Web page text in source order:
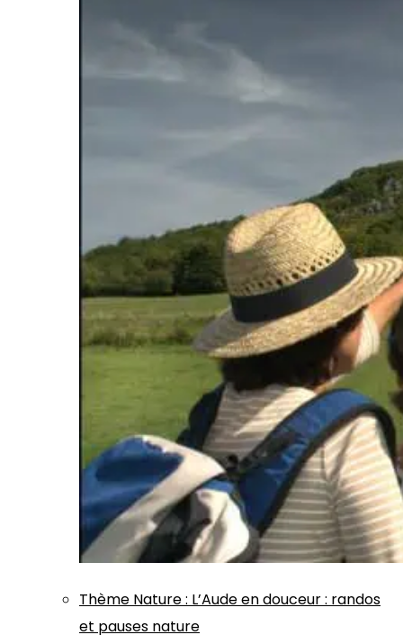
Thème Nature: L’Aude en douceur : randos
et pauses nature